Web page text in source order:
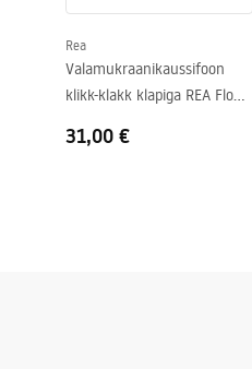
Kraani auk
Ülevooluava
Rea
Valamukraanikaussifoon
klikk-klakk klapiga REA Flow
31,00 €